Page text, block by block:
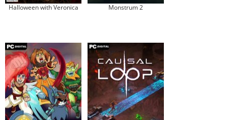
Halloween with Veronica Monstrum 2